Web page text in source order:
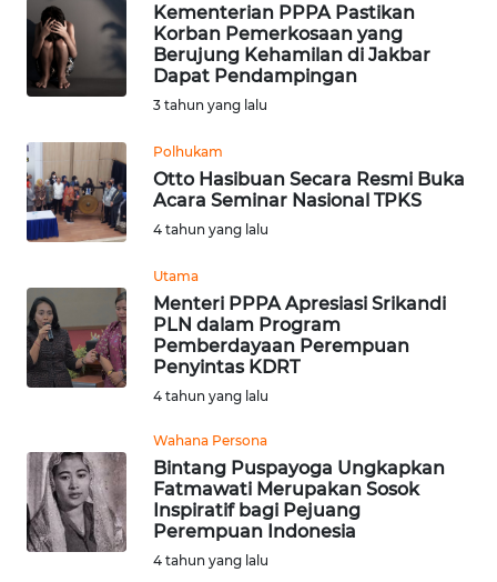
Kementerian PPPA Pastikan
Korban Pemerkosaan yang
Berujung Kehamilan di Jakbar
Dapat Pendampingan
3 tahun yang lalu
Polhukam
Otto Hasibuan Secara Resmi Buka
Acara Seminar Nasional TPKS
4 tahun yang lalu
Utama
Menteri PPPA Apresiasi Srikandi
PLN dalam Program
Pemberdayaan Perempuan
Penyintas KDRT
4 tahun yang lalu
Wahana Persona
Bintang Puspayoga Ungkapkan
Fatmawati Merupakan Sosok
Inspiratif bagi Pejuang
Perempuan Indonesia
4 tahun yang lalu
WN
JATENG
NUSANTARA
WN
JOGJA
WN
JATIM
WN
WN
KALBAR
WN